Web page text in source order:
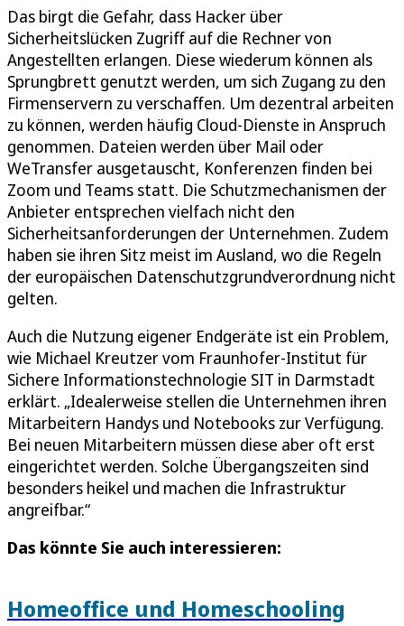
Das birgt die Gefahr, dass Hacker über
Sicherheitslücken Zugriff auf die Rechner von
Angestellten erlangen. Diese wiederum können als
Sprungbrett genutzt werden, um sich Zugang zu den
Firmenservern zu verschaffen. Um dezentral arbeiten
zu können, werden häufig Cloud-Dienste in Anspruch
genommen. Dateien werden über Mail oder
WeTransfer ausgetauscht, Konferenzen finden bei
Zoom und Teams statt. Die Schutzmechanismen der
Anbieter entsprechen vielfach nicht den
Sicherheitsanforderungen der Unternehmen. Zudem
haben sie ihren Sitz meist im Ausland, wo die Regeln
der europäischen Datenschutzgrundverordnung nicht
gelten.
Auch die Nutzung eigener Endgeräte ist ein Problem,
wie Michael Kreutzer vom Fraunhofer-Institut für
Sichere Informationstechnologie SIT in Darmstadt
erklärt. „Idealerweise stellen die Unternehmen ihren
Mitarbeitern Handys und Notebooks zur Verfügung.
Bei neuen Mitarbeitern müssen diese aber oft erst
eingerichtet werden. Solche Übergangszeiten sind
besonders heikel und machen die Infrastruktur
angreifbar.“
Das könnte Sie auch interessieren:
Homeoffice und Homeschooling